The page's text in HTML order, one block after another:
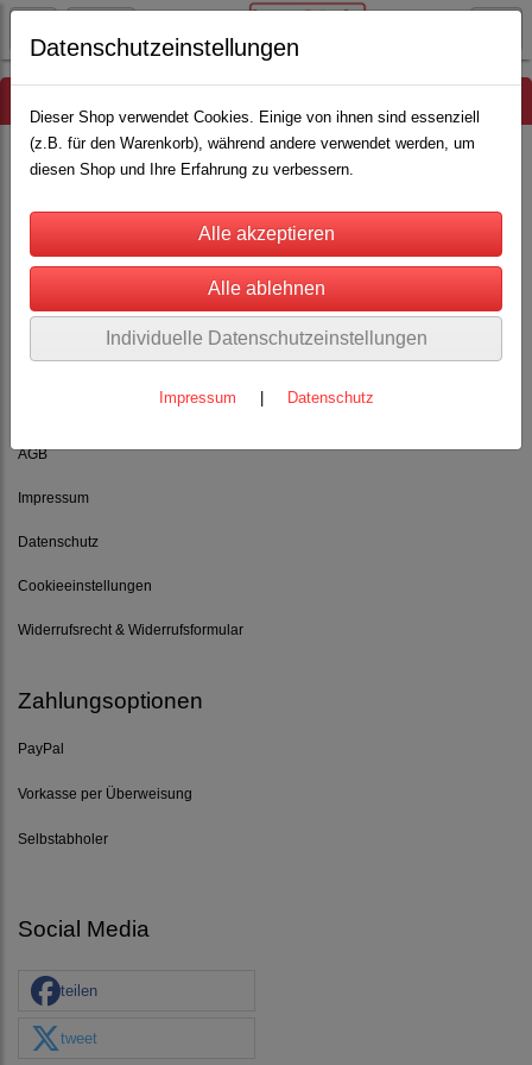
AGB
Impressum
Datenschutz
Cookieeinstellungen
Widerrufsrecht & Widerrufsformular
Zahlungsoptionen
PayPal
Vorkasse per Überweisung
Selbstabholer
Social Media
teilen
tweet
Datenschutzeinstellungen
Dieser Shop verwendet Cookies. Einige von ihnen sind essenziell
(z.B. für den Warenkorb), während andere verwendet werden, um
diesen Shop und Ihre Erfahrung zu verbessern.
Individuelle Datenschutzeinstellungen
Impressum Datenschutz